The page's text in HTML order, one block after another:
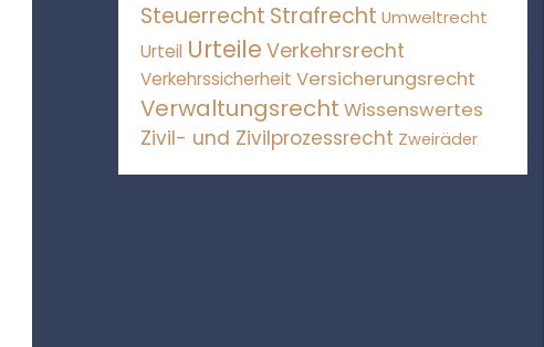
Steuerrecht Strafrecht Umweltrecht
Urteil Urteile Verkehrsrecht
Verkehrssicherheit Versicherungsrecht
Verwaltungsrecht Wissenswertes
Zivil- und Zivilprozessrecht Zweiräder